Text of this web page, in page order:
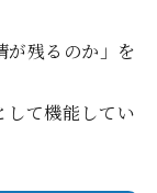
が残るのか」を
して機能してい